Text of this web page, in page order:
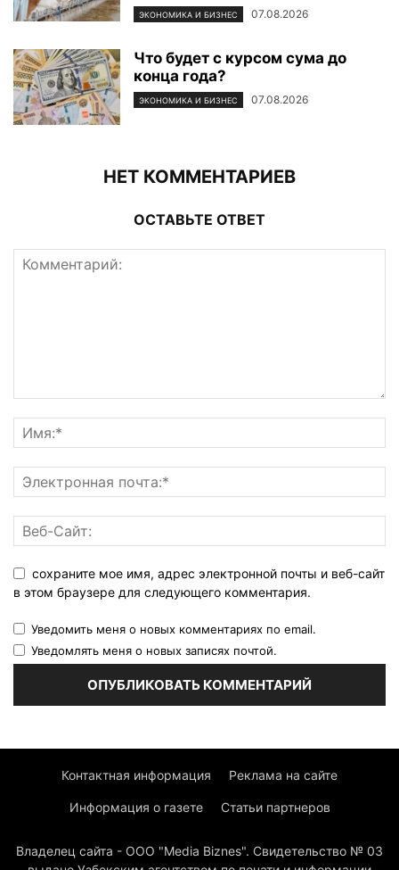
ЭКОНОМИКА И БИЗНЕС 07.08.2026
Что будет с курсом сума до
конца года?
ЭКОНОМИКА И БИЗНЕС 07.08.2026
НЕТ КОММЕНТАРИЕВ
ОСТАВЬТЕ ОТВЕТ
сохраните мое имя, адрес электронной почты и веб-сайт
в этом браузере для следующего комментария.
Уведомить меня о новых комментариях по email.
Уведомлять меня о новых записях почтой.
Контактная информация Реклама на сайте
Информация о газете Статьи партнеров
Владелец сайта - ООО "Media Biznes". Свидетельство № 03